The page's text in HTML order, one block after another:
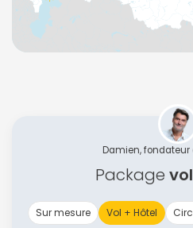
Damien, fondateur
Package
Sur mesure Vol + Hôtel